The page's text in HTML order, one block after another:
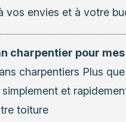
vos envies et à votre
charpentier pour
charpentiers Plus
et
toiture